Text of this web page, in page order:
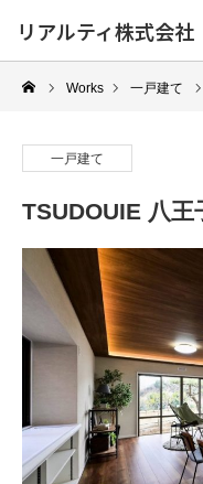
リアルティ株式会社
Works 一戸建て
一戸建て
TSUDOUIE 八王